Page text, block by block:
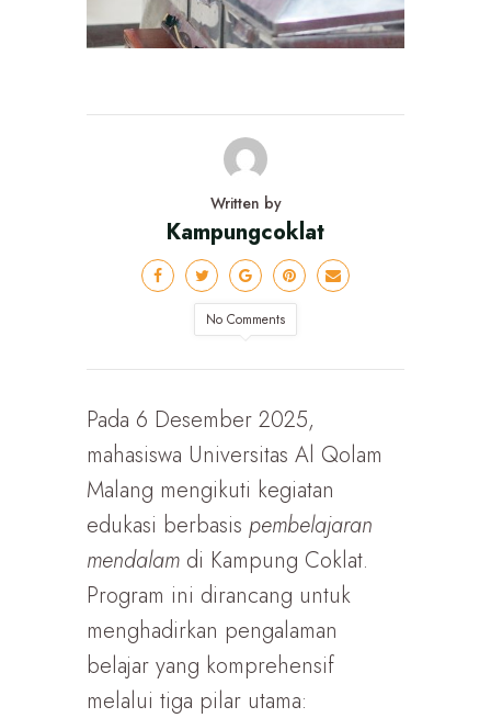
Written by
Kampungcoklat
No Comments
Pada 6 Desember 2025,
mahasiswa Universitas Al Qolam
Malang mengikuti kegiatan
edukasi berbasis pembelajaran
mendalam di Kampung Coklat.
Program ini dirancang untuk
menghadirkan pengalaman
belajar yang komprehensif
melalui tiga pilar utama: